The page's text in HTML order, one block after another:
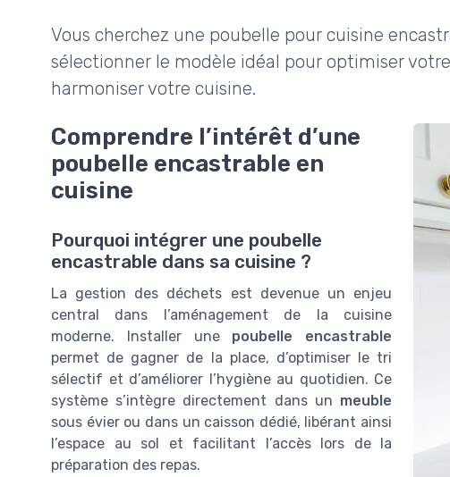
Vous cherchez une poubelle pour cuisine
sélectionner le modèle idéal pour optimiser
harmoniser votre cuisine.
Comprendre l’intérêt d’une
poubelle encastrable en
cuisine
Pourquoi intégrer une poubelle
encastrable dans sa cuisine ?
La gestion des déchets est devenue un enjeu
central dans l’aménagement de la cuisine
moderne. Installer une poubelle encastrable
permet de gagner de la place, d’optimiser le tri
sélectif et d’améliorer l’hygiène au quotidien. Ce
système s’intègre directement dans un meuble
sous évier ou dans un caisson dédié, libérant ainsi
l’espace au sol et facilitant l’accès lors de la
préparation des repas.